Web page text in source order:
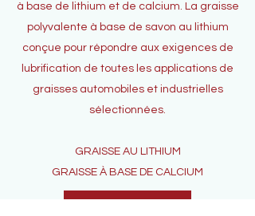
à base de lithium et de calcium. La graisse
polyvalente à base de savon au lithium
conçue pour répondre aux exigences de
lubrification de toutes les applications de
graisses automobiles et industrielles
sélectionnées.
GRAISSE AU LITHIUM
GRAISSE À BASE DE CALCIUM